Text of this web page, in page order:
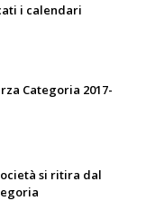
i calendari
Categoria 2017-
si ritira dal